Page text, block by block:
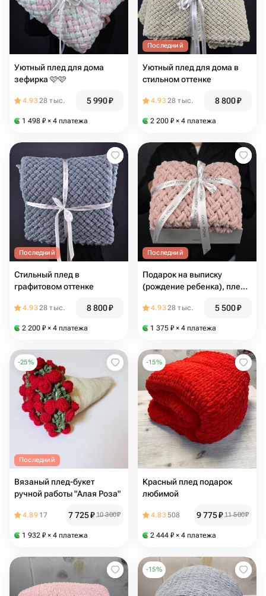
Уютный плед для дома
зефирка 🩷🩷
4.9328 тыс. 5 990₽
1 498 ₽ × 4 платежа
Последний
Уютный плед для дома в
стильном оттенке
4.9328 тыс. 8 800₽
2 200 ₽ × 4 платежа
Последний
Стильный плед в
графитовом оттенке
4.9328 тыс. 8 800₽
2 200 ₽ × 4 платежа
Последний
Подарок на выписку
(рождение ребенка), плед
4.9328 тыс. 5 500₽
1 375 ₽ × 4 платежа
-25%
Последний
Вязаный плед-букет
ручной работы "Алая Роза"
4.89 17 7 725₽ 10 300₽
1 932 ₽ × 4 платежа
-15%
Красный плед подарок
любимой
4.83508 9 775₽ 11 500₽
2 444 ₽ × 4 платежа
-15%